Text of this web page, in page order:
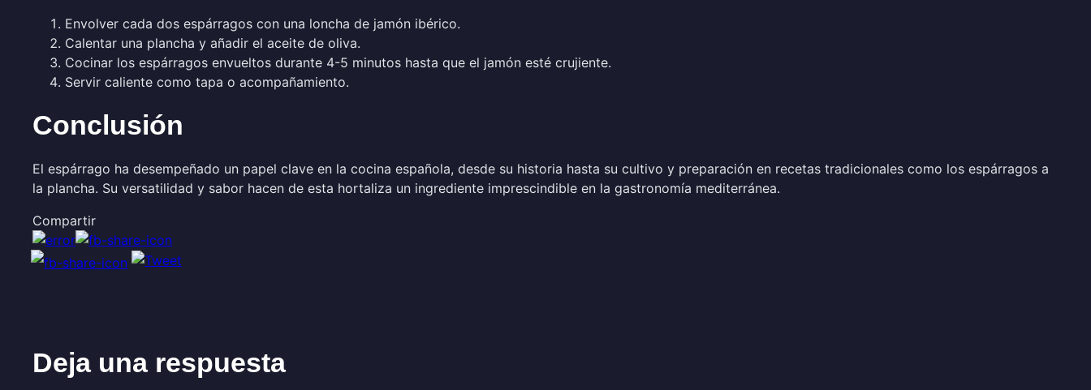
Envolver cada dos espárragos con una loncha de jamón ibérico.
Calentar una plancha y añadir el aceite de oliva.
Cocinar los espárragos envueltos durante 4-5 minutos hasta que el jamón esté crujiente.
Servir caliente como tapa o acompañamiento.
Conclusión
El espárrago ha desempeñado un papel clave en la cocina española, desde su historia hasta su cultivo y preparación en recetas tradicionales como los espárragos a
la plancha. Su versatilidad y sabor hacen de esta hortaliza un ingrediente imprescindible en la gastronomía mediterránea.
Compartir
Deja una respuesta